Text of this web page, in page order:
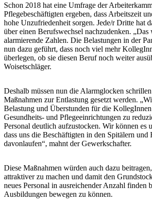
Schon 2018 hat eine Umfrage der
Pflegebeschäftigten ergeben, dass Arbeitszeit
hohe Unzufriedenheit sorgen. Jede/r Dritte hat
über einen Berufswechsel nachzudenken. „Das
alarmierende Zahlen. Die Belastungen in der
nun dazu geführt, dass noch viel mehr
überlegen, ob sie diesen Beruf noch weiter
Woisetschläger.
Deshalb müssen nun die Alarmglocken
Maßnahmen zur Entlastung gesetzt werden.
Belastung und Überstunden für die
Gesundheits- und Pflegeeinrichtungen zu
Personal deutlich aufzustocken. Wir können es
dass uns die Beschäftigten in den Spitälern und
davonlaufen“, mahnt der Gewerkschafter.
Diese Maßnahmen würden auch dazu
attraktiver zu machen und damit den
neues Personal in ausreichender Anzahl finden
Ausbildungen bewegen zu können.